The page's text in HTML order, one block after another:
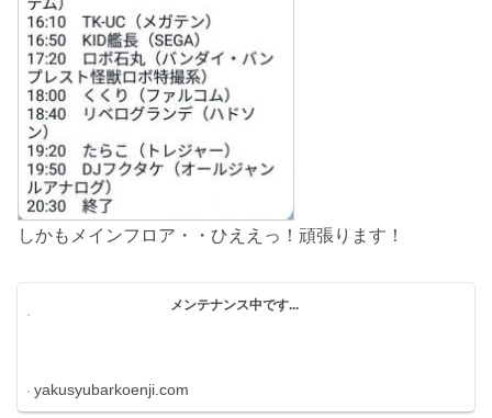
しかもメインフロア・・ひええっ！頑張ります！
メンテナンス中です...
yakusyubarkoenji.com